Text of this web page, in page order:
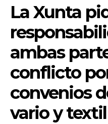
La Xunta
ambas
conflicto
convenios
vario y textil